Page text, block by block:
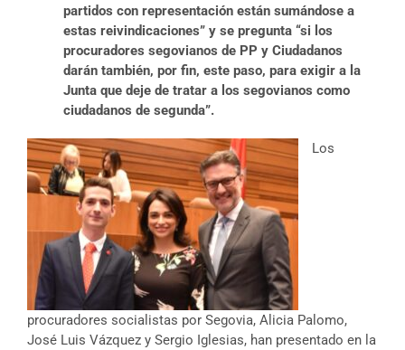
partidos con representación están sumándose a
estas reivindicaciones” y se pregunta “si los
procuradores segovianos de PP y Ciudadanos
darán también, por fin, este paso, para exigir a la
Junta que deje de tratar a los segovianos como
ciudadanos de segunda”.
Los
procuradores socialistas por Segovia, Alicia Palomo,
José Luis Vázquez y Sergio Iglesias, han presentado en la